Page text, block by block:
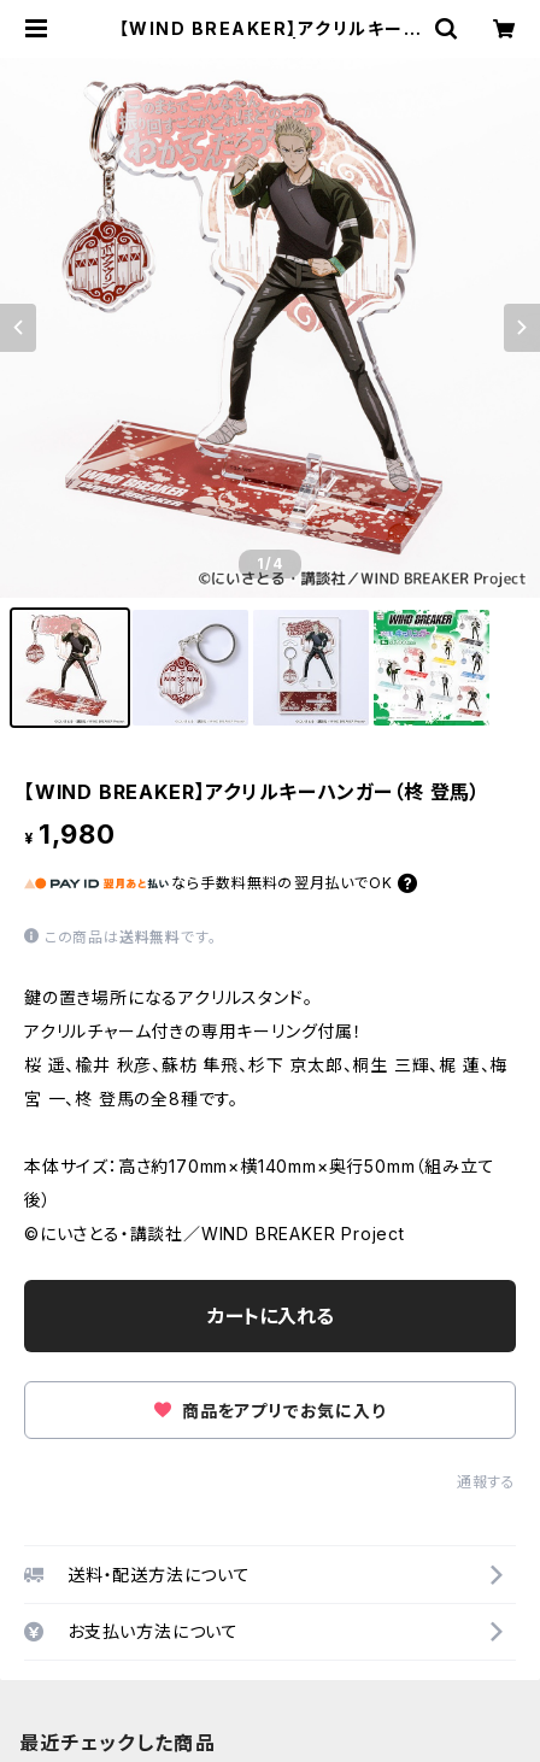
【WIND BREAKER】アクリルキーハ
1/4
【WIND BREAKER】アクリルキーハンガー（柊 登馬）
¥ 1,980
なら 手数料無料の 翌月払いでOK
この商品は送料無料です。
鍵の置き場所になるアクリルスタンド。
アクリルチャーム付きの専用キーリング付属！
桜 遥、楡井 秋彦、蘇枋 隼飛、杉下 京太郎、桐生 三輝、梶 蓮、梅
宮 一、柊 登馬の全8種です。
本体サイズ：高さ約170mm×横140mm×奥行50mm（組み立て
後）
©にいさとる・講談社／WIND BREAKER Project
カートに入れる
商品をアプリでお気に入り
通報する
送料・配送方法について
お支払い方法について
最近チェックした商品